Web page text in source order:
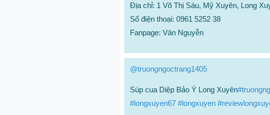
Địa chỉ: 1 Võ Thị Sáu, Mỹ Xuyên, Long
Số điện thoại: 0961 5252 38
Fanpage: Vân Nguyễn
@truongngoctrang1405
Súp cua Diệp Bảo Ý Long Xuyên
#longxuyen67 #longxuyen